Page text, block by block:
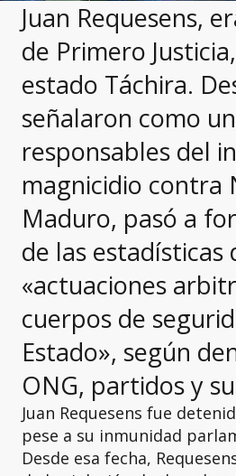
Juan Requesens,
de Primero
estado Táchira.
señalaron como
responsables del
magnicidio contra
Maduro, pasó a
de las estadísticas
«actuaciones
cuerpos de
Estado», según
ONG, partidos y
Juan Requesens fue
pese a su inmunidad
Desde esa fecha,